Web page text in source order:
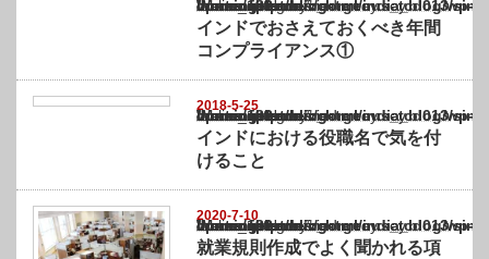
Warning
: Undefined array key "show_category" in
/home/netst/kuno-cpa.co.jp/public_html/india_blog/wp-content/themes/
on line183
インドでおさえておくべき年間
コンプライアンス①
2018-5-25
Warning
: Undefined array key "show_category" in
/home/netst/kuno-cpa.co.jp/public_html/india_blog/wp-content/themes/
on line183
インドにおける役職名で気を付
けること
2020-7-10
Warning
: Undefined array key "show_category" in
/home/netst/kuno-cpa.co.jp/public_html/india_blog/wp-content/themes/
on line183
就業規則作成でよく聞かれる項